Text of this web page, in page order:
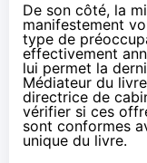
De son côté, la
manifestement
type de
effectivement
lui permet la
Médiateur du
directrice de
vérifier si ces
sont conformes
unique du livre.